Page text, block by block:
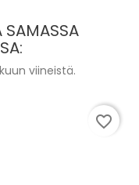
SAMASSA
viineistä.
favorite_border